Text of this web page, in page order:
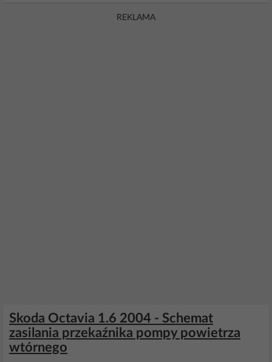
REKLAMA
Skoda Octavia 1.6 2004 - Schemat
zasilania przekaźnika pompy powietrza
wtórnego